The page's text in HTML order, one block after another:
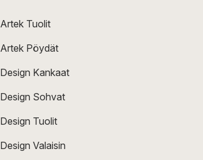
Artek Tuolit
Artek Pöydät
Design Kankaat
Design Sohvat
Design Tuolit
Design Valaisin